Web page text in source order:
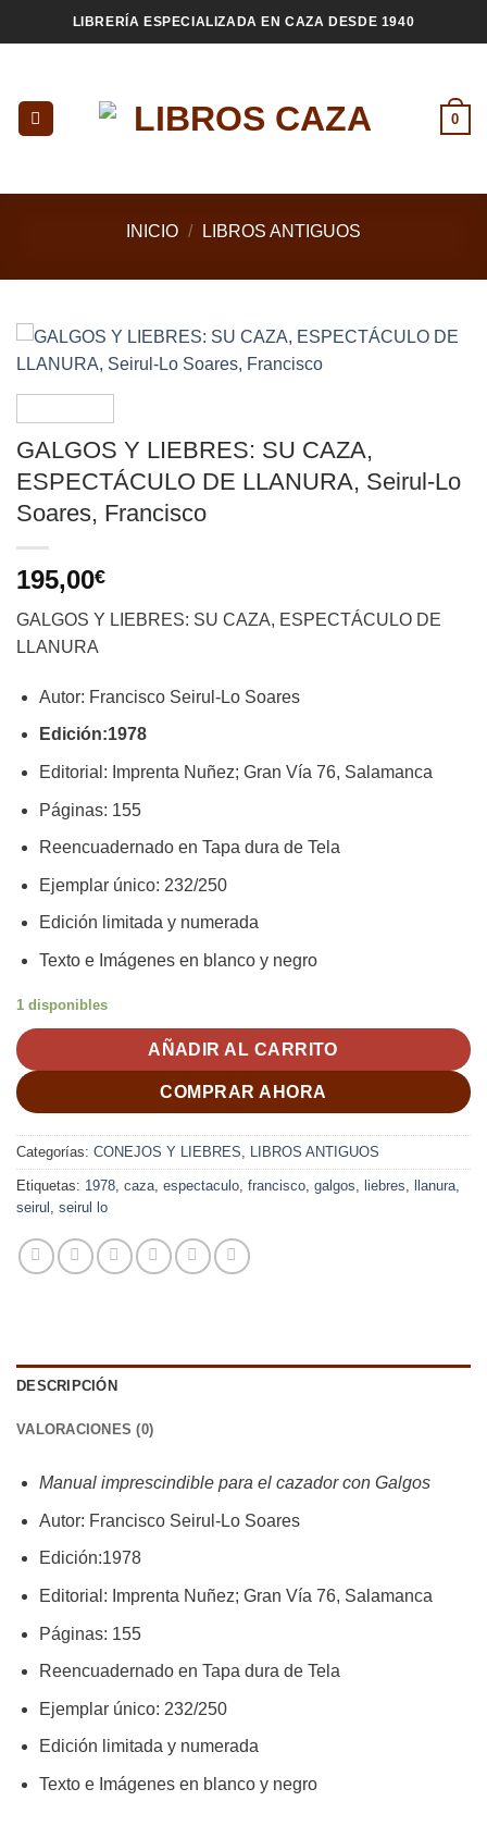
al
LIBRERÍA ESPECIALIZADA EN CAZA DESDE 1940
0
INICIO / LIBROS ANTIGUOS
GALGOS Y LIEBRES: SU CAZA,
ESPECTÁCULO DE LLANURA, Seirul-Lo
Soares, Francisco
195,00€
GALGOS Y LIEBRES: SU CAZA, ESPECTÁCULO DE
LLANURA
Autor: Francisco Seirul-Lo Soares
Edición:1978
Editorial: Imprenta Nuñez; Gran Vía 76, Salamanca
Páginas: 155
Reencuadernado en Tapa dura de Tela
Ejemplar único: 232/250
Edición limitada y numerada
Texto e Imágenes en blanco y negro
1 disponibles
AÑADIR AL CARRITO
COMPRAR AHORA
Categorías: CONEJOS Y LIEBRES, LIBROS ANTIGUOS
Etiquetas: 1978, caza, espectaculo, francisco, galgos, liebres, llanura,
seirul , seirul lo
DESCRIPCIÓN
VALORACIONES (0)
Manual imprescindible para el cazador con Galgos
Autor: Francisco Seirul-Lo Soares
Edición:1978
Editorial: Imprenta Nuñez; Gran Vía 76, Salamanca
Páginas: 155
Reencuadernado en Tapa dura de Tela
Ejemplar único: 232/250
Edición limitada y numerada
Texto e Imágenes en blanco y negro